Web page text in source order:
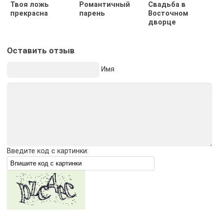
Твоя ложь
прекрасна
Романтичный
парень
Свадьба в
Восточном
дворце
Оставить отзыв
Имя
Введите код с картинки: